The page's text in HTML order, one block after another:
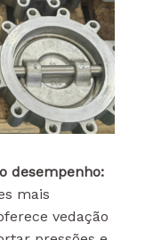
desempenho:
mais
vedação